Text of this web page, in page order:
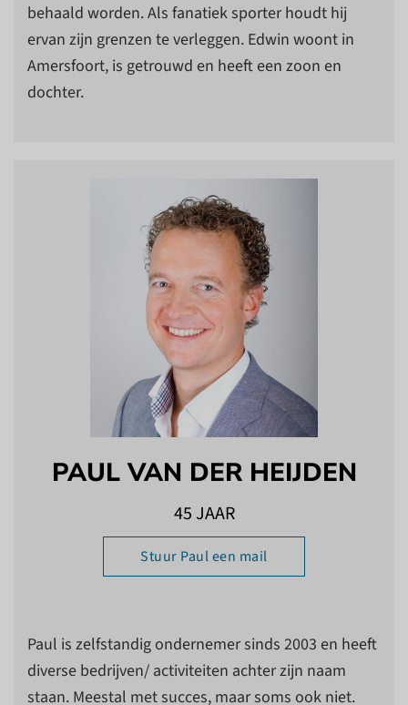
behaald worden. Als fanatiek sporter houdt hij
ervan zijn grenzen te verleggen. Edwin woont in
Amersfoort, is getrouwd en heeft een zoon en
dochter.
PAUL VAN DER HEIJDEN
45 JAAR
Stuur Paul een mail
Paul is zelfstandig ondernemer sinds 2003 en heeft
diverse bedrijven/ activiteiten achter zijn naam
staan. Meestal met succes, maar soms ook niet.